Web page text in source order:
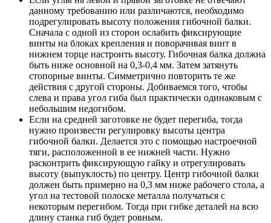
данному требованию или различаются, необходимо
подрегулировать высоту положения гибочной балки.
Сначала с одной из сторон ослабить фиксирующие
винты на блоках крепления и поворачивая винт в
нижнем торце настроить высоту. Гибочная балка должна
быть ниже основной на 0,3-0,4 мм. Затем затянуть
стопорные винты. Симметрично повторить те же
действия с другой стороны. Добиваемся того, чтобы
слева и права угол гиба был практически одинаковым с
небольшим недогибом.
Если на средней заготовке не будет перегиба, тогда
нужно произвести регулировку высоты центра
гибочной балки. Делается это с помощью настроечной
тяги, расположенной в ее нижней части. Нужно
расконтрить фиксирующую гайку и отрегулировать
высоту (выпуклость) по центру. Центр гибочной балки
должен быть примерно на 0,3 мм ниже рабочего стола, а
угол на тестовой полоске металла получаться с
некоторым перегибом. Тогда при гибке деталей на всю
длину станка гиб будет ровным.